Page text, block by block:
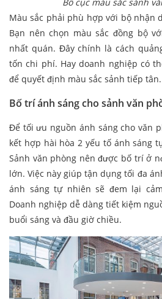
Màu sắc phải phù hợp với bộ nhận
Bạn nên chọn màu sắc đồng bộ
nhất quán. Đây chính là cách
tốn chi phí. Hay doanh nghiệp có
để quyết định màu sắc sảnh tiếp tân.
Bố trí ánh sáng cho sảnh văn
Để tối ưu nguồn ánh sáng cho văn
kết hợp hài hòa 2 yếu tố ánh sáng
Sảnh văn phòng nên được bố trí ở
lớn. Việc này giúp tận dụng tối đa
ánh sáng tự nhiên sẽ đem lại
Doanh nghiệp dễ dàng tiết kiệm
buổi sáng và đầu giờ chiều.